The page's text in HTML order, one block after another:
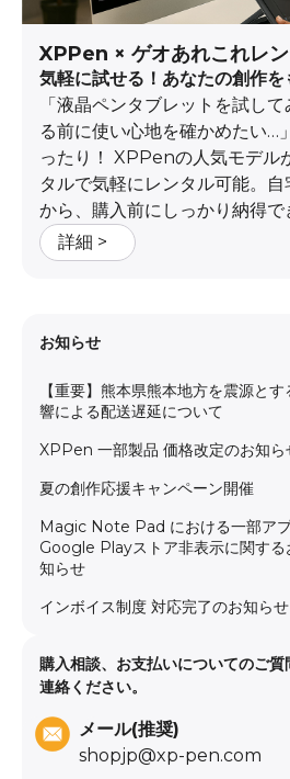
XPPen × ゲオあれこれレ
気軽に試せる！あなたの創作を
「液晶ペンタブレットを試し
る前に使い心地を確かめたい…
ったり！ XPPenの人気モデル
タルで気軽にレンタル可能。
から、購入前にしっかり納得で
詳細 >
お知らせ
【重要】熊本県熊本地方を震源と
響による配送遅延について
XPPen 一部製品 価格改定のお知ら
夏の創作応援キャンペーン開催
Magic Note Pad における一部ア
Google Playストア非表示に関する
知らせ
インボイス制度 対応完了のお知らせ
購入相談、お支払いについてのご
連絡ください。
メール(推奨)
shopjp@xp-pen.com